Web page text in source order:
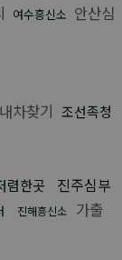
여수흥신소 안산심
내차찾기 조선족청
렴한곳
진주심부
진해흥신소
가출